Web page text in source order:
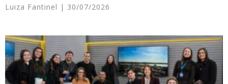
Luiza Fantinel 30/07/2026